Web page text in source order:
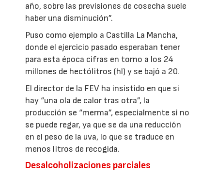
año, sobre las previsiones de cosecha suele
haber una disminución”.
Puso como ejemplo a Castilla La Mancha,
donde el ejercicio pasado esperaban tener
para esta época cifras en torno a los 24
millones de hectólitros (hl) y se bajó a 20.
El director de la FEV ha insistido en que si
hay “una ola de calor tras otra”, la
producción se “merma”, especialmente si no
se puede regar, ya que se da una reducción
en el peso de la uva, lo que se traduce en
menos litros de recogida.
Desalcoholizaciones parciales